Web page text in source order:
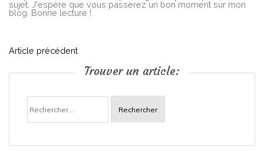
sujet. J'espère que vous passerez un bon moment sur mon
blog. Bonne lecture !
N
i
Article précédent
Trouver un article:
Rechercher :